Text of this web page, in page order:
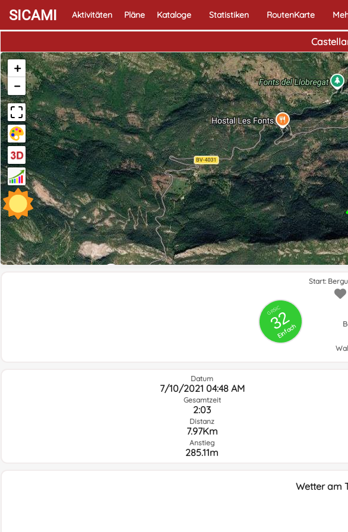
SICAMI Aktivitäten Pläne Kataloge Statistiken RoutenKarte
+
−
GRSIC
32
Einfach
Start:
Datum
7/10/2021 04:48 AM
Gesamtzeit
2:03
Distanz
7.97Km
Anstieg
285.11m
Wetter am